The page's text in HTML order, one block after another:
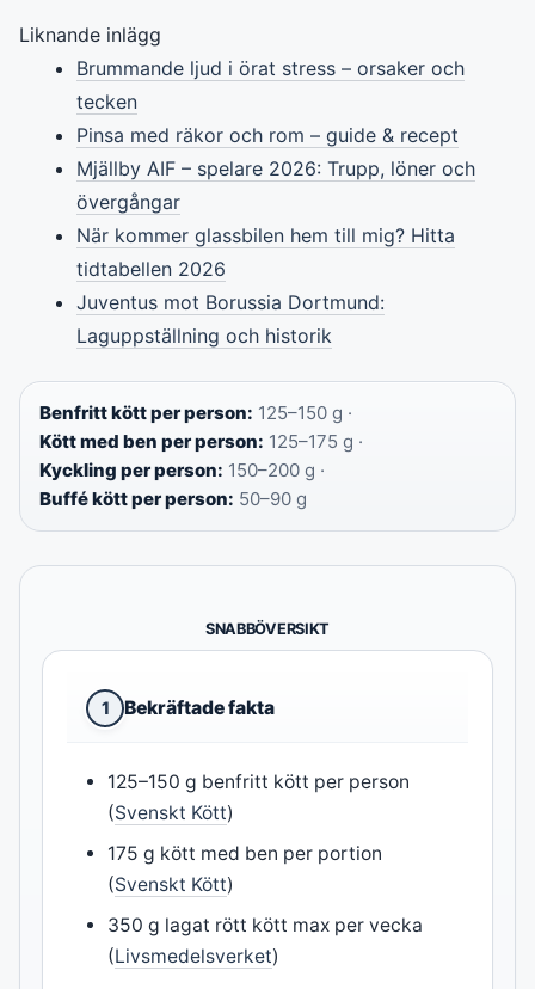
Liknande inlägg
Brummande ljud i örat stress – orsaker och
tecken
Pinsa med räkor och rom – guide & recept
Mjällby AIF – spelare 2026: Trupp, löner och
övergångar
När kommer glassbilen hem till mig? Hitta
tidtabellen 2026
Juventus mot Borussia Dortmund:
Laguppställning och historik
Benfritt kött per person: 125–150 g ·
Kött med ben per person: 125–175 g ·
Kyckling per person: 150–200 g ·
Buffé kött per person: 50–90 g
SNABBÖVERSIKT
1 Bekräftade fakta
125–150 g benfritt kött per person
(Svenskt Kött)
175 g kött med ben per portion
(Svenskt Kött)
350 g lagat rött kött max per vecka
(Livsmedelsverket)